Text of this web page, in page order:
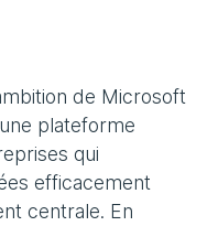
de Microsoft
plateforme
qui
efficacement
centrale. En